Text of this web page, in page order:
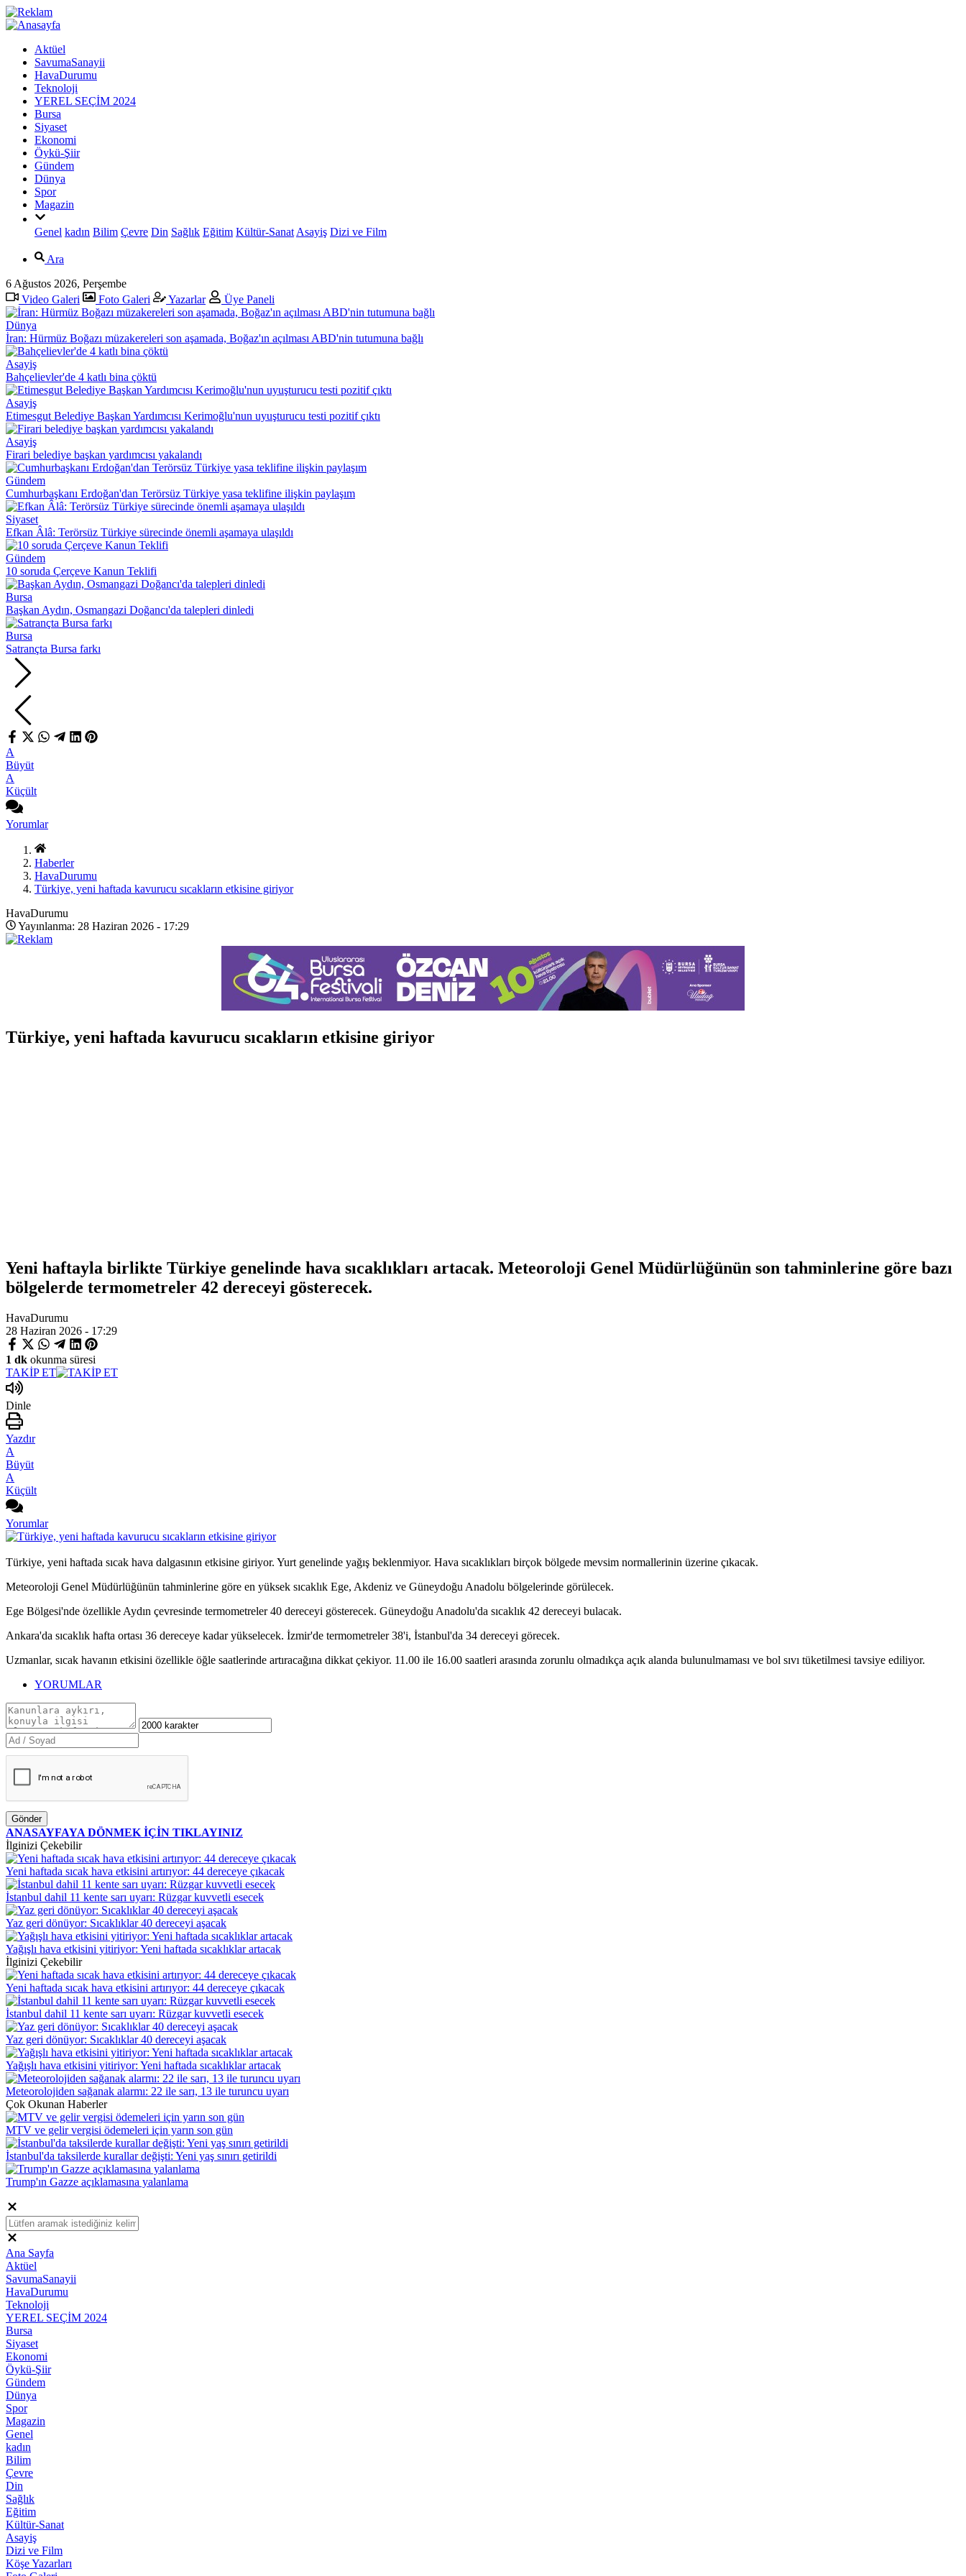
Aktüel
SavumaSanayii
HavaDurumu
Teknoloji
YEREL SEÇİM 2024
Bursa
Siyaset
Ekonomi
Öykü-Şiir
Gündem
Dünya
Spor
Magazin
Genel kadın Bilim Çevre Din Sağlık Eğitim Kültür-Sanat Asayiş Dizi ve Film
Ara
6 Ağustos 2026, Perşembe
Video Galeri
Foto Galeri Yazarlar Üye Paneli
Dünya
İran: Hürmüz Boğazı müzakereleri son aşamada, Boğaz'ın açılması ABD'nin tutumuna bağlı
Asayiş
Bahçelievler'de 4 katlı bina çöktü
Asayiş
Etimesgut Belediye Başkan Yardımcısı Kerimoğlu'nun uyuşturucu testi pozitif çıktı
Asayiş
Firari belediye başkan yardımcısı yakalandı
Gündem
Cumhurbaşkanı Erdoğan'dan Terörsüz Türkiye yasa teklifine ilişkin paylaşım
Siyaset
Efkan Âlâ: Terörsüz Türkiye sürecinde önemli aşamaya ulaşıldı
Gündem
10 soruda Çerçeve Kanun Teklifi
Bursa
Başkan Aydın, Osmangazi Doğancı'da talepleri dinledi
Bursa
Satrançta Bursa farkı
A
Büyüt
A
Küçült
Yorumlar
Haberler
HavaDurumu
Türkiye, yeni haftada kavurucu sıcakların etkisine giriyor
HavaDurumu
Yayınlanma: 28 Haziran 2026 - 17:29
Türkiye, yeni haftada kavurucu sıcakların etkisine giriyor
Yeni haftayla birlikte Türkiye genelinde hava sıcaklıkları artacak. Meteoroloji Genel Müdürlüğünün son tahminlerine göre bazı
bölgelerde termometreler 42 dereceyi gösterecek.
HavaDurumu
28 Haziran 2026 - 17:29
1 dk okunma süresi
TAKİP ET
Dinle
Yazdır
A
Büyüt
A
Küçült
Yorumlar
Türkiye, yeni haftada sıcak hava dalgasının etkisine giriyor. Yurt genelinde yağış beklenmiyor. Hava sıcaklıkları birçok bölgede mevsim normallerinin üzerine çıkacak.
Meteoroloji Genel Müdürlüğünün tahminlerine göre en yüksek sıcaklık Ege, Akdeniz ve Güneydoğu Anadolu bölgelerinde görülecek.
Ege Bölgesi'nde özellikle Aydın çevresinde termometreler 40 dereceyi gösterecek. Güneydoğu Anadolu'da sıcaklık 42 dereceyi bulacak.
Ankara'da sıcaklık hafta ortası 36 dereceye kadar yükselecek. İzmir'de termometreler 38'i, İstanbul'da 34 dereceyi görecek.
Uzmanlar, sıcak havanın etkisini özellikle öğle saatlerinde artıracağına dikkat çekiyor. 11.00 ile 16.00 saatleri arasında zorunlu olmadıkça açık alanda bulunulmaması ve bol sıvı tüketilmesi tavsiye ediliyor.
YORUMLAR
Gönder
ANASAYFAYA DÖNMEK İÇİN TIKLAYINIZ
İlginizi Çekebilir
Yeni haftada sıcak hava etkisini artırıyor: 44 dereceye çıkacak
İstanbul dahil 11 kente sarı uyarı: Rüzgar kuvvetli esecek
Yaz geri dönüyor: Sıcaklıklar 40 dereceyi aşacak
Yağışlı hava etkisini yitiriyor: Yeni haftada sıcaklıklar artacak
İlginizi Çekebilir
Yeni haftada sıcak hava etkisini artırıyor: 44 dereceye çıkacak
İstanbul dahil 11 kente sarı uyarı: Rüzgar kuvvetli esecek
Yaz geri dönüyor: Sıcaklıklar 40 dereceyi aşacak
Yağışlı hava etkisini yitiriyor: Yeni haftada sıcaklıklar artacak
Meteorolojiden sağanak alarmı: 22 ile sarı, 13 ile turuncu uyarı
Çok Okunan Haberler
MTV ve gelir vergisi ödemeleri için yarın son gün
İstanbul'da taksilerde kurallar değişti: Yeni yaş sınırı getirildi
Trump'ın Gazze açıklamasına yalanlama
Ana Sayfa
Aktüel
SavumaSanayii
HavaDurumu
Teknoloji
YEREL SEÇİM 2024
Bursa
Siyaset
Ekonomi
Öykü-Şiir
Gündem
Dünya
Spor
Magazin
Genel
kadın
Bilim
Çevre
Din
Sağlık
Eğitim
Kültür-Sanat
Asayiş
Dizi ve Film
Köşe Yazarları